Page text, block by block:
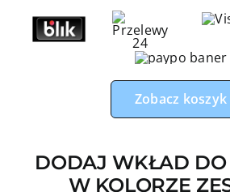
dinozaury
z
Zobacz koszyk
DODAJ WKŁAD DO
W KOLORZE